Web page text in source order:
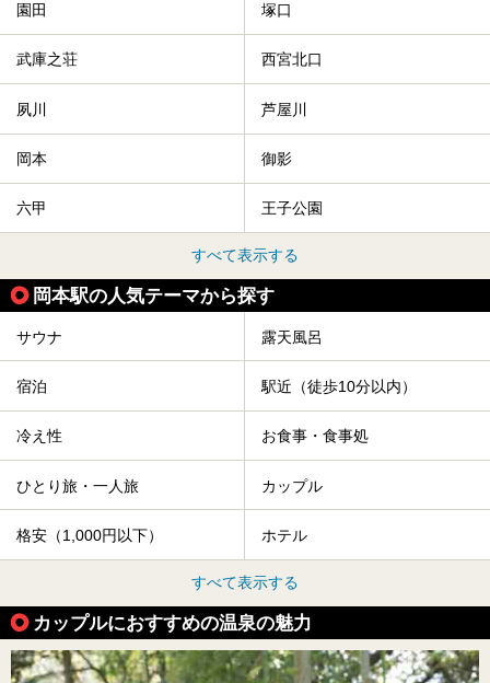
園田 塚口
武庫之荘 西宮北口
夙川 芦屋川
岡本 御影
六甲 王子公園
すべて表示する
岡本駅の人気テーマから探す
サウナ 露天風呂
宿泊 駅近（徒歩10分以内）
冷え性 お食事・食事処
ひとり旅・一人旅 カップル
格安（1,000円以下） ホテル
すべて表示する
カップルにおすすめの温泉の魅力